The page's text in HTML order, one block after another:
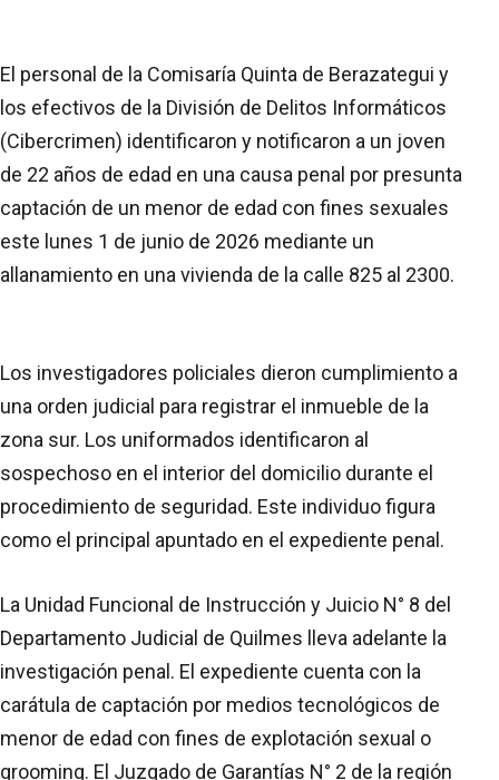
El personal de la Comisaría Quinta de Berazategui y
los efectivos de la División de Delitos Informáticos
(Cibercrimen) identificaron y notificaron a un joven
de 22 años de edad en una causa penal por presunta
captación de un menor de edad con fines sexuales
este lunes 1 de junio de 2026 mediante un
allanamiento en una vivienda de la calle 825 al 2300.
Los investigadores policiales dieron cumplimiento a
una orden judicial para registrar el inmueble de la
zona sur. Los uniformados identificaron al
sospechoso en el interior del domicilio durante el
procedimiento de seguridad. Este individuo figura
como el principal apuntado en el expediente penal.
La Unidad Funcional de Instrucción y Juicio N° 8 del
Departamento Judicial de Quilmes lleva adelante la
investigación penal. El expediente cuenta con la
carátula de captación por medios tecnológicos de
menor de edad con fines de explotación sexual o
grooming. El Juzgado de Garantías N° 2 de la región